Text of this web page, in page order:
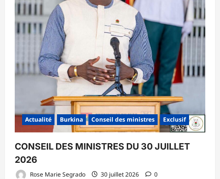
Actualité Burkina Conseil des ministres Exclusif
CONSEIL DES MINISTRES DU 30 JUILLET
2026
Rose Marie Segrado 30 juillet 2026 0